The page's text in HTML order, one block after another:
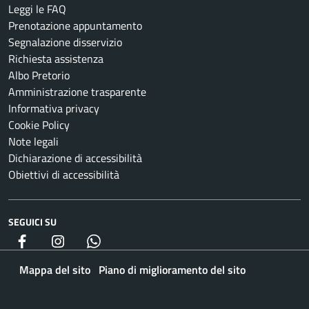
Leggi le FAQ
Prenotazione appuntamento
Segnalazione disservizio
Richiesta assistenza
Albo Pretorio
Amministrazione trasparente
Informativa privacy
Cookie Policy
Note legali
Dichiarazione di accessibilità
Obiettivi di accessibilità
SEGUICI SU
Facebook Instagram
Mappa del sito Piano di miglioramento del sito